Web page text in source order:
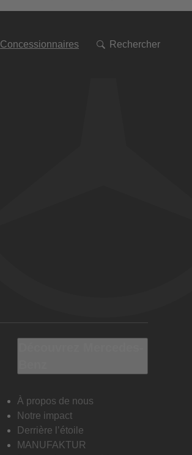
Concessionnaires Rechercher
à
À propos de nous
Notre impact
Derrière l’étoile
MANUFAKTUR